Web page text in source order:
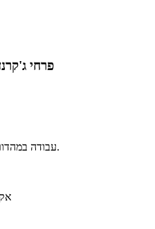
פרחי ג'קרנדה
עבודה במהדורה של 20 עבודות, ממוספרת וחתומה.